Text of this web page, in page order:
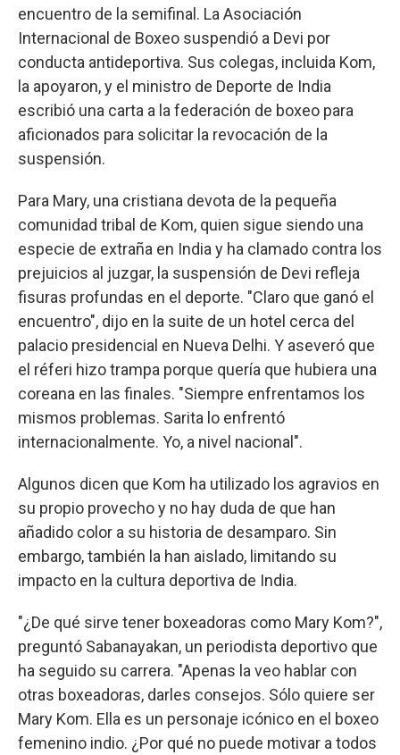
encuentro de la semifinal. La Asociación
Internacional de Boxeo suspendió a Devi por
conducta antideportiva. Sus colegas, incluida Kom,
la apoyaron, y el ministro de Deporte de India
escribió una carta a la federación de boxeo para
aficionados para solicitar la revocación de la
suspensión.
Para Mary, una cristiana devota de la pequeña
comunidad tribal de Kom, quien sigue siendo una
especie de extraña en India y ha clamado contra los
prejuicios al juzgar, la suspensión de Devi refleja
fisuras profundas en el deporte. "Claro que ganó el
encuentro", dijo en la suite de un hotel cerca del
palacio presidencial en Nueva Delhi. Y aseveró que
el réferi hizo trampa porque quería que hubiera una
coreana en las finales. "Siempre enfrentamos los
mismos problemas. Sarita lo enfrentó
internacionalmente. Yo, a nivel nacional".
Algunos dicen que Kom ha utilizado los agravios en
su propio provecho y no hay duda de que han
añadido color a su historia de desamparo. Sin
embargo, también la han aislado, limitando su
impacto en la cultura deportiva de India.
"¿De qué sirve tener boxeadoras como Mary Kom?",
preguntó Sabanayakan, un periodista deportivo que
ha seguido su carrera. "Apenas la veo hablar con
otras boxeadoras, darles consejos. Sólo quiere ser
Mary Kom. Ella es un personaje icónico en el boxeo
femenino indio. ¿Por qué no puede motivar a todos